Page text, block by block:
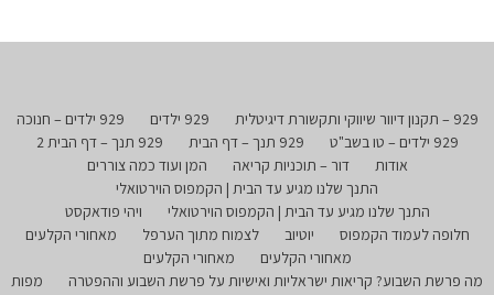
929 – תקנון דיוור שיווקי ותקשורת דיגיטלית 929 ילדים
929 ילדים – חנוכה
929 ילדים – טו בשב"ט
929 תנך – דף הבית
929 תנך – דף הבית 2
אודות
דור – תוכניות קריאה
המן ועוד כמה צוררים
התנך שלנו מגיע עד הבית | הקמפוס הוירטואלי
התנך שלנו מגיע עד הבית | הקמפוס הוירטואלי
ויהי פודאקסט
חלופה לעמוד הקמפוס
יוטיוב לצמוח מתוך הערפל
מאחורי הקלעים
מאחורי הקלעים
מאחורי הקלעים
מה פרשת השבוע? קריאות ישראליות ואישיות על פרשת השבוע וההפטרה
מפות